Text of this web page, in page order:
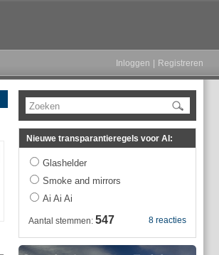
Inloggen Registreren
Zoeken
Nieuwe transparantieregels voor AI:
Glashelder
Smoke and mirrors
Ai Ai Ai
8 reacties
Aantal stemmen: 547